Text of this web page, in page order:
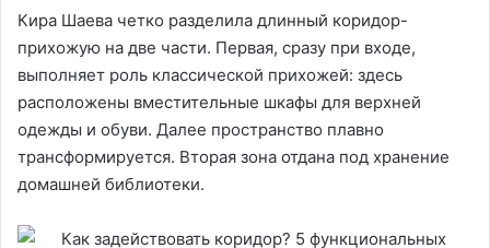
Кира Шаева четко разделила длинный коридор-
прихожую на две части. Первая, сразу при входе,
выполняет роль классической прихожей: здесь
расположены вместительные шкафы для верхней
одежды и обуви. Далее пространство плавно
трансформируется. Вторая зона отдана под хранение
домашней библиотеки.